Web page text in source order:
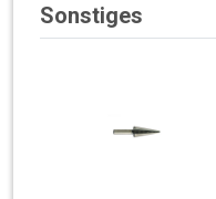
Sonstiges